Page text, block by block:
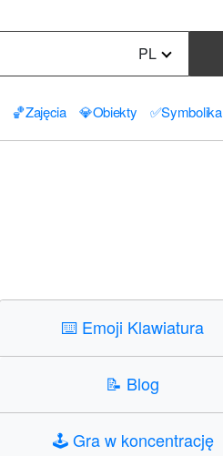
PL
🏀Zajęcia 💎Obiekty ✅Symbolika
⌨️ Emoji Klawiatura
📝 Blog
🕹️Gra w koncentrację